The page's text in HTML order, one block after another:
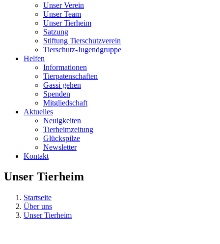
Unser Verein
Unser Team
Unser Tierheim
Satzung
Stiftung Tierschutzverein
Tierschutz-Jugendgruppe
Helfen
Informationen
Tierpatenschaften
Gassi gehen
Spenden
Mitgliedschaft
Aktuelles
Neuigkeiten
Tierheimzeitung
Glückspilze
Newsletter
Kontakt
Unser Tierheim
Startseite
Über uns
Unser Tierheim